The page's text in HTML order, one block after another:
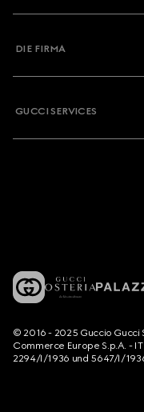
DIE FIRMA
GUCCI SERVICES
© 2016 - 2025 Guccio Gucci
Commerce Europe S.p.A. -
2294/I/1936 und 5647/I/